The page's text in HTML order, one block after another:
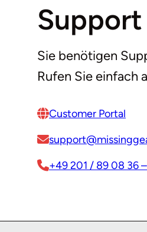
Sie benötigen
Rufen Sie einfach
Customer Portal
+49 201 / 89 08 36